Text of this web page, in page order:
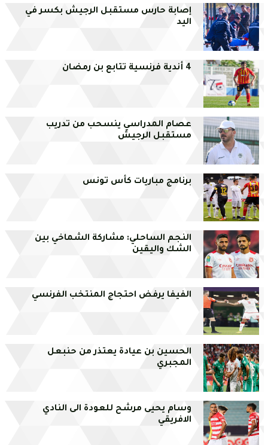
إصابة حارس مستقبل الرجيش بكسر في
اليد
4 أندية فرنسية تتابع بن رمضان
عصام المدراسي ينسحب من تدريب
مستقبل الرجيش
برنامج مباريات كأس تونس
النجم الساحلي: مشاركة الشماخي بين
الشك واليقين
الفيفا يرفض احتجاج المنتخب الفرنسي
الحسين بن عيادة يعتذر من حنبعل
المجبري
وسام يحيى مرشح للعودة الى النادي
الافريقي